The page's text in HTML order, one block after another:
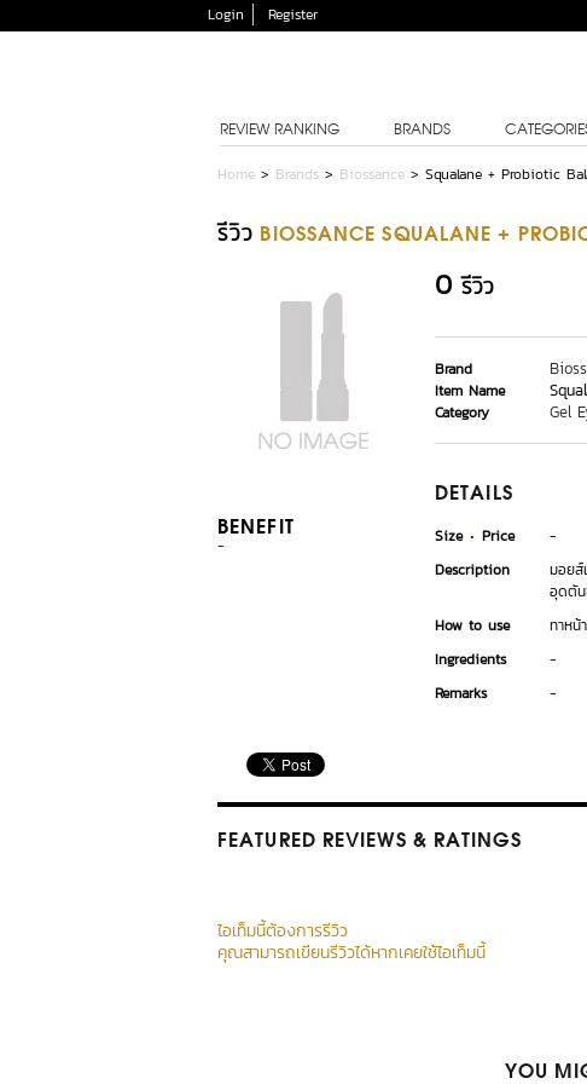
Login Register
REVIEW RANKING BRANDS
Home > Brands > Biossance > Squalane + Probiotic
รีวิว BIOSSANCE SQUALANE +
BENEFIT
-
0 รีวิว
Brand
Item Name
Category Gel
DETAILS
Size Price
-
Description
มอยส์
อุดตัน
How to use
ทาหน้
Ingredients
-
Remarks
-
FEATURED REVIEWS & RATINGS
ไอเท็มนี้ต้องการรีวิว
คุณสามารถเขียนรีวิวได้หากเคยใช้ไอเท็มนี้
YOU